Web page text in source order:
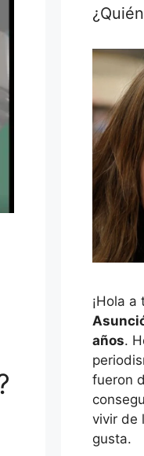
¡Hola
años.
fueron
vivir de
gusta.